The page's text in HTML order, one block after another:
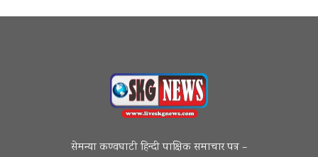
सेमन्या कण्वघाटी हिन्दी पाक्षिक समाचार पत्र –